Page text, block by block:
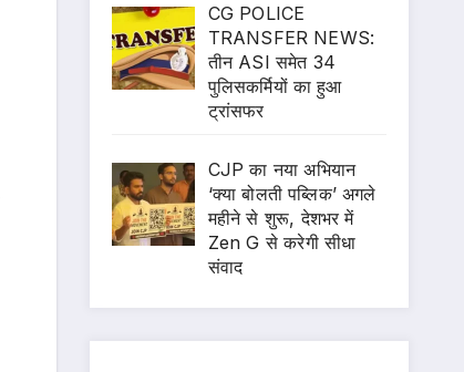
CG POLICE
TRANSFER NEWS:
तीन ASI समेत 34
पुलिसकर्मियों का हुआ
ट्रांसफर
CJP का नया अभियान
‘क्या बोलती पब्लिक’ अगले
महीने से शुरू, देशभर में
Zen G से करेगी सीधा
संवाद